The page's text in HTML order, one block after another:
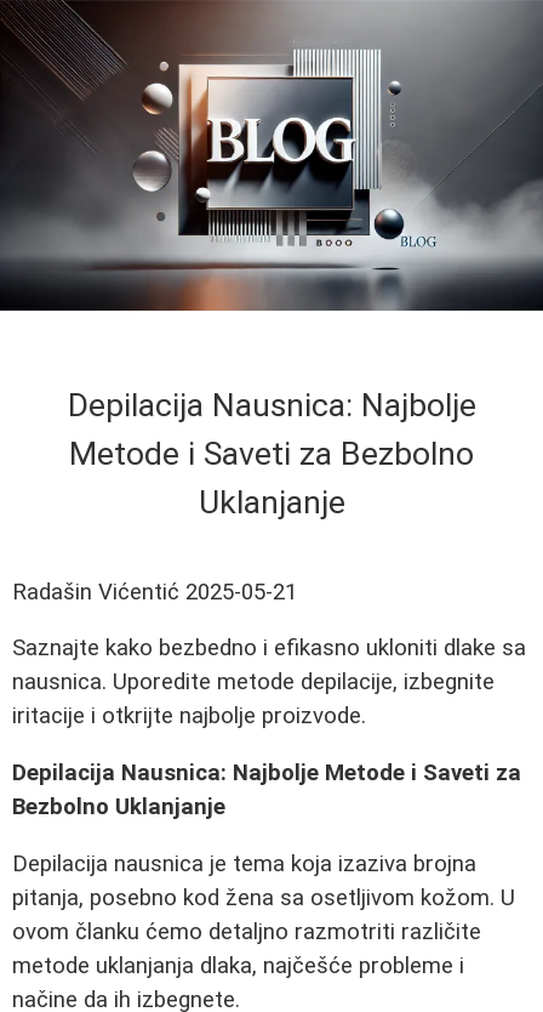
Depilacija Nausnica: Najbolje
Metode i Saveti za Bezbolno
Uklanjanje
Radašin Vićentić 2025-05-21
Saznajte kako bezbedno i efikasno ukloniti dlake sa
nausnica. Uporedite metode depilacije, izbegnite
iritacije i otkrijte najbolje proizvode.
Depilacija Nausnica: Najbolje Metode i Saveti za
Bezbolno Uklanjanje
Depilacija nausnica je tema koja izaziva brojna
pitanja, posebno kod žena sa osetljivom kožom. U
ovom članku ćemo detaljno razmotriti različite
metode uklanjanja dlaka, najčešće probleme i
načine da ih izbegnete.